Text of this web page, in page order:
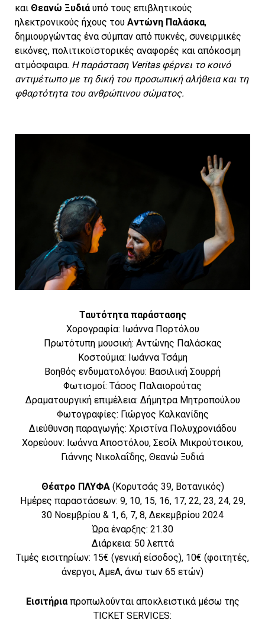
και Θεανώ Ξυδιάυπό τους επιβλητικούς
ηλεκτρονικούς ήχους του Αντώνη Παλάσκα,
δημιουργώντας ένα σύμπαν από πυκνές, συνειρμικές
εικόνες, πολιτικοϊστορικές αναφορές και απόκοσμη
ατμόσφαιρα. Η παράσταση Veritas φέρνει το κοινό
αντιμέτωπο με τη δική του προσωπική αλήθεια και τη
φθαρτότητα του ανθρώπινου σώματος.
Ταυτότητα παράστασης
Χορογραφία: Ιωάννα Πορτόλου
Πρωτότυπη μουσική: Αντώνης Παλάσκας
Κοστούμια: Ιωάννα Τσάμη
Βοηθός ενδυματολόγου: Βασιλική Σουρρή
Φωτισμοί: Τάσος Παλαιορούτας
Δραματουργική επιμέλεια: Δήμητρα Μητροπούλου
Φωτογραφίες: Γιώργος Καλκανίδης
Διεύθυνση παραγωγής: Χριστίνα Πολυχρονιάδου
Χορεύουν: Ιωάννα Αποστόλου, Σεσίλ Μικρούτσικου,
Γιάννης Νικολαΐδης, Θεανώ Ξυδιά
Θέατρο ΠΛΥΦΑ(Κορυτσάς 39, Βοτανικός)
Ημέρες παραστάσεων: 9, 10, 15, 16, 17, 22, 23, 24, 29,
30 Νοεμβρίου & 1, 6, 7, 8, Δεκεμβρίου 2024
Ώρα έναρξης: 21.30
Διάρκεια: 50 λεπτά
Τιμές εισιτηρίων: 15€ (γενική είσοδος), 10€ (φοιτητές,
άνεργοι, ΑμεΑ, άνω των 65 ετών)
Εισιτήριαπροπωλούνται αποκλειστικά μέσω της
TICKET SERVICES: